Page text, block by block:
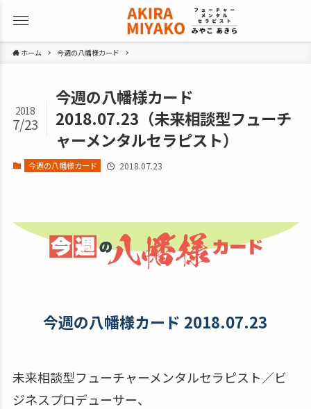
ホーム 今週の八幡様カード
今週の八幡様カード
2018.07.23（未来相談型フューチ
ャーメンタルセラピスト）
2018
7/23
今週の八幡様カード 2018.07.23
今週の八幡様カード 2018.07.23
未来相談型フューチャーメンタルセラピスト／ビ
ジネスプロデューサー、